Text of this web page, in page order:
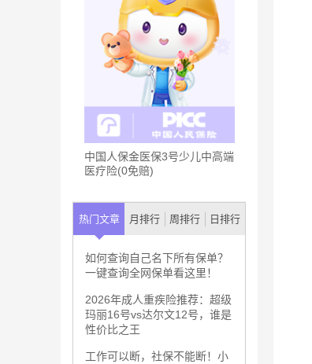
中国人保金医保3号少儿中高端
医疗险(0免赔)
热门文章 月排行 周排行 日排行
如何查询自己名下所有保单？
一键查询全网保单看这里！
2026年成人重疾险推荐：超级
玛丽16号vs达尔文12号，谁是
性价比之王
工作可以断，社保不能断！小